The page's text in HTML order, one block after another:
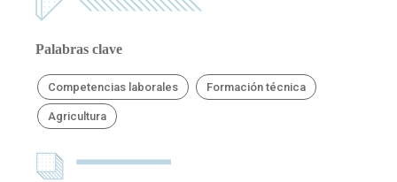
Palabras clave
Competencias laborales Formación técnica
Agricultura